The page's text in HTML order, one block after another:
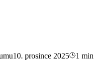
10. prosince 2025
1 min